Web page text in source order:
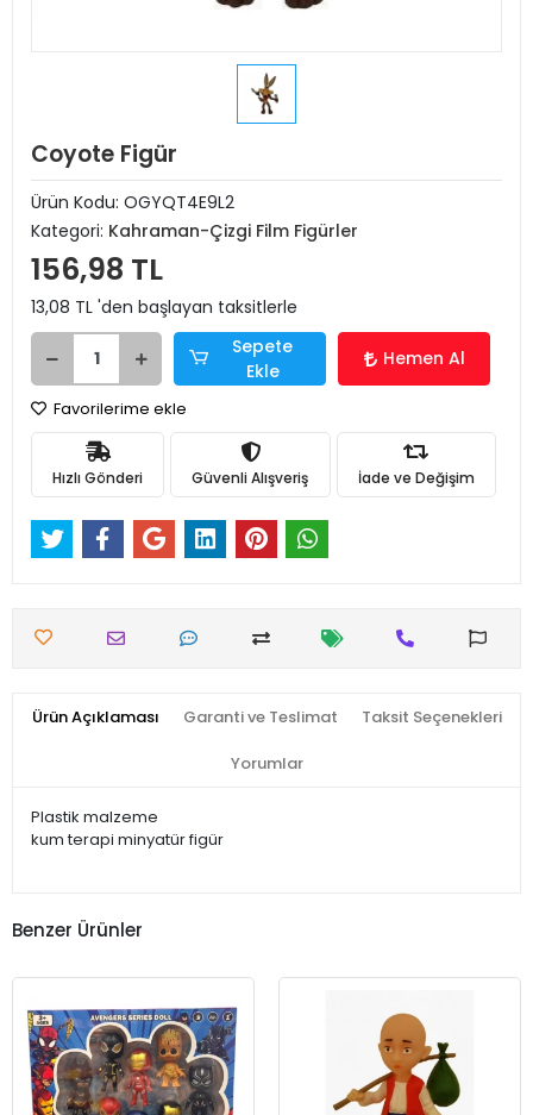
Coyote Figür
Ürün Kodu: OGYQT4E9L2
Kategori: Kahraman-Çizgi Film Figürler
156,98 TL
13,08 TL 'den başlayan taksitlerle
Sepete
Ekle
Hemen Al
Favorilerime ekle
Hızlı Gönderi Güvenli Alışveriş İade ve Değişim
Ürün Açıklaması Garanti ve Teslimat Taksit Seçenekleri
Yorumlar
Plastik malzeme
kum terapi minyatür figür
Benzer Ürünler